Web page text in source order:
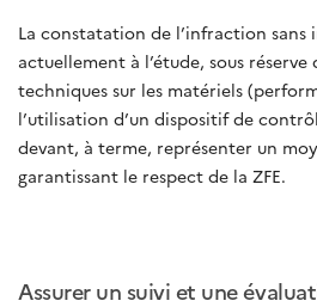
La constatation de l’infraction
actuellement à l’étude, sous
techniques sur les matériels
l’utilisation d’un dispositif de
devant, à terme, représenter un
garantissant le respect de la ZFE.
Assurer un suivi et une